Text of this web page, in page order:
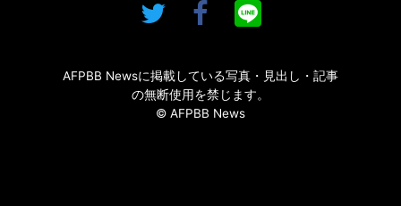
AFPBB Newsに掲載している写真・見出し・記事
の無断使用を禁じます。
© AFPBB News